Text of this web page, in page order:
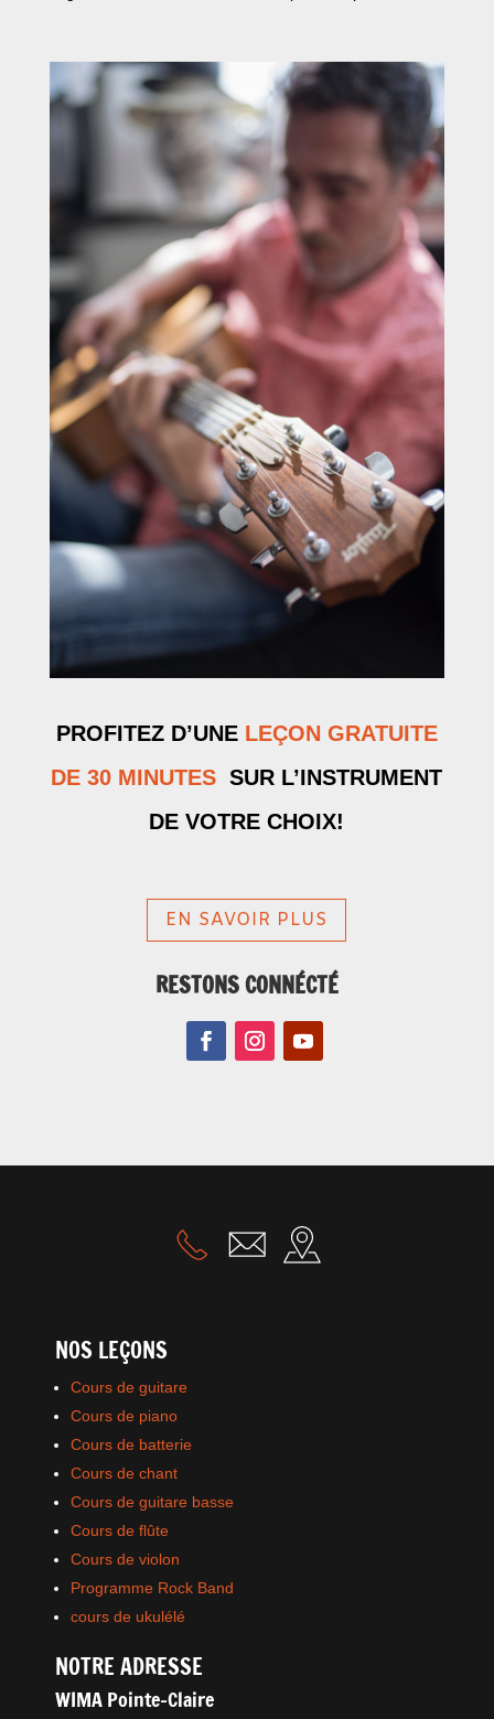
PROFITEZ D’UNE LEÇON GRATUITE
DE 30 MINUTES SUR L’INSTRUMENT
DE VOTRE CHOIX!
EN SAVOIR PLUS
RESTONS CONNÉCTÉ
NOS LEÇONS
Cours de guitare
Cours de piano
Cours de batterie
Cours de chant
Cours de guitare basse
Cours de flûte
Cours de violon
Programme Rock Band
cours de ukulélé
NOTRE ADRESSE
WIMA Pointe-Claire